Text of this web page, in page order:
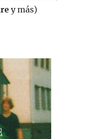
y más)